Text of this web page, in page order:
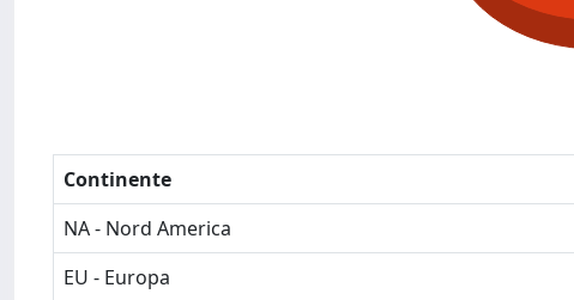
Continente
NA - Nord America
EU - Europa